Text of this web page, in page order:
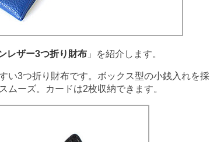
レザー3つ折り財布 」を紹介します。
3つ折り財布です。ボックス型の小銭入れを採
ムーズ。カードは2枚収納できます。